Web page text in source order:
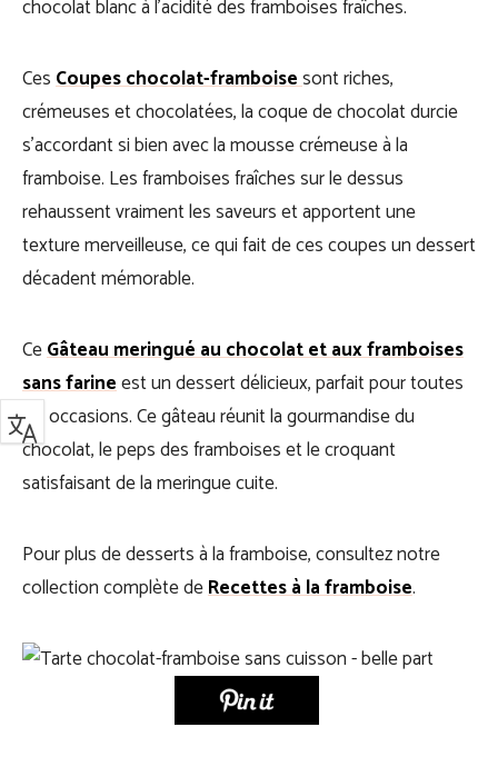
chocolat blanc à l’acidité des framboises fraîches.
CesCoupes chocolat-framboisesont riches,
crémeuses et chocolatées, la coque de chocolat durcie
s’accordant si bien avec la mousse crémeuse à la
framboise. Les framboises fraîches sur le dessus
rehaussent vraiment les saveurs et apportent une
texture merveilleuse, ce qui fait de ces coupes un dessert
décadent mémorable.
CeGâteau meringué au chocolat et aux framboises
sans farineest un dessert délicieux, parfait pour toutes
les occasions. Ce gâteau réunit la gourmandise du
chocolat, le peps des framboises et le croquant
satisfaisant de la meringue cuite.
Pour plus de desserts à la framboise, consultez notre
collection complète deRecettes à la framboise.